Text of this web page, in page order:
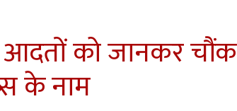
आदतों को जानकर चौंक
के नाम